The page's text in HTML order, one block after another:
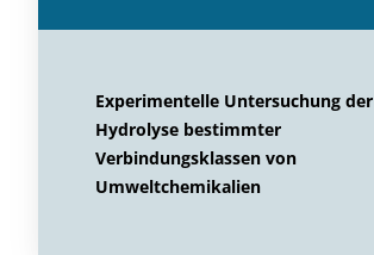
Experimentelle Untersuchung der
Hydrolyse bestimmter
Verbindungsklassen von
Umweltchemikalien